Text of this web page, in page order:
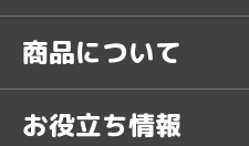
商品について
お役立ち情報